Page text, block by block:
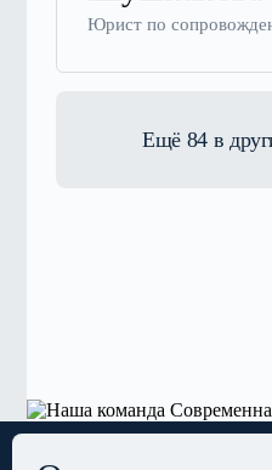
Юрист по
Ещё 84 в